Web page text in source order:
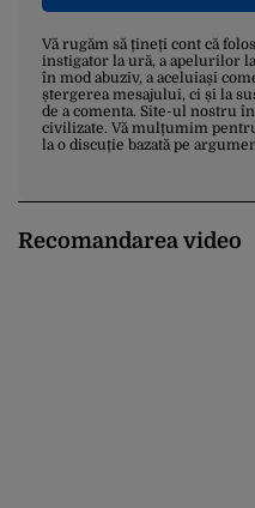
Vă rugăm să țineți cont că
instigator la ură, a apelurilor
în mod abuziv, a aceluiași
ștergerea mesajului, ci și la
de a comenta. Site-ul nostru
civilizate. Vă mulțumim
la o discuție bazată pe
Recomandarea video